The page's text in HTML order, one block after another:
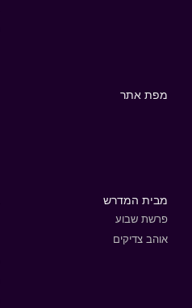
מפת אתר
מבית המדרש
פרשת שבוע
אוהב צדיקים